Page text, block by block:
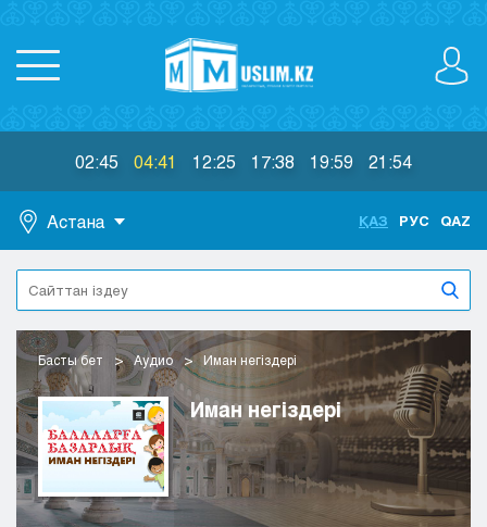
02:45 04:41 12:25 17:38 19:59 21:54
Астана
Астана
Алматы
Актобе
Атырау
Жезказган
Караганда
Кокшетау
Костанай
Кызылорда
ҚАЗ РУС QAZ
Басты бет Аудио Иман негіздері
Иман негіздері